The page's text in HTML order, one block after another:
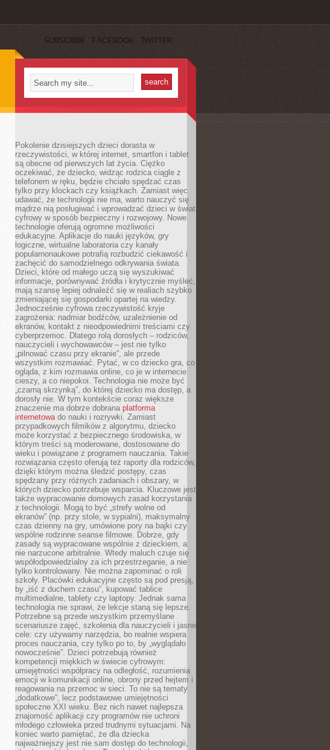
SUBSCRIBE FACEBOOK TWITTER
Pokolenie dzisiejszych dzieci dorasta w
rzeczywistości, w której internet, smartfon i tablet
są obecne od pierwszych lat życia. Ciężko
oczekiwać, że dziecko, widząc rodzica ciągle z
telefonem w ręku, będzie chciało spędzać czas
tylko przy klockach czy książkach. Zamiast więc
udawać, że technologii nie ma, warto nauczyć się
mądrze nią posługiwać i wprowadzać dzieci w świat
cyfrowy w sposób bezpieczny i rozwojowy. Nowe
technologie oferują ogromne możliwości
edukacyjne. Aplikacje do nauki języków, gry
logiczne, wirtualne laboratoria czy kanały
popularnonaukowe potrafią rozbudzić ciekawość i
zachęcić do samodzielnego odkrywania świata.
Dzieci, które od małego uczą się wyszukiwać
informacje, porównywać źródła i krytycznie myśleć,
mają szansę lepiej odnaleźć się w realiach szybko
zmieniającej się gospodarki opartej na wiedzy.
Jednocześnie cyfrowa rzeczywistość kryje
zagrożenia: nadmiar bodźców, uzależnienie od
ekranów, kontakt z nieodpowiednimi treściami czy
cyberprzemoc. Dlatego rolą dorosłych – rodziców,
nauczycieli i wychowawców – jest nie tylko
„pilnować czasu przy ekranie”, ale przede
wszystkim rozmawiać. Pytać, w co dziecko gra, co
ogląda, z kim rozmawia online, co je w internecie
cieszy, a co niepokoi. Technologia nie może być
„czarną skrzynką”, do której dziecko ma dostęp, a
dorosły nie. W tym kontekście coraz większe
znaczenie ma dobrze dobrana platforma
internetowado nauki i rozrywki. Zamiast
przypadkowych filmików z algorytmu, dziecko
może korzystać z bezpiecznego środowiska, w
którym treści są moderowane, dostosowane do
wieku i powiązane z programem nauczania. Takie
rozwiązania często oferują też raporty dla rodziców,
dzięki którym można śledzić postępy, czas
spędzany przy różnych zadaniach i obszary, w
których dziecko potrzebuje wsparcia. Kluczowe jest
także wypracowanie domowych zasad korzystania
z technologii. Mogą to być „strefy wolne od
ekranów” (np. przy stole, w sypialni), maksymalny
czas dzienny na gry, umówione pory na bajki czy
wspólne rodzinne seanse filmowe. Dobrze, gdy
zasady są wypracowane wspólnie z dzieckiem, a
nie narzucone arbitralnie. Wtedy maluch czuje się
współodpowiedzialny za ich przestrzeganie, a nie
tylko kontrolowany. Nie można zapominać o roli
szkoły. Placówki edukacyjne często są pod presją,
by „iść z duchem czasu”, kupować tablice
multimedialne, tablety czy laptopy. Jednak sama
technologia nie sprawi, że lekcje staną się lepsze.
Potrzebne są przede wszystkim przemyślane
scenariusze zajęć, szkolenia dla nauczycieli i jasne
cele: czy używamy narzędzia, bo realnie wspiera
proces nauczania, czy tylko po to, by „wyglądało
nowocześnie”. Dzieci potrzebują również
kompetencji miękkich w świecie cyfrowym:
umiejętności współpracy na odległość, rozumienia
emocji w komunikacji online, obrony przed hejtem i
reagowania na przemoc w sieci. To nie są tematy
„dodatkowe”, lecz podstawowe umiejętności
społeczne XXI wieku. Bez nich nawet najlepsza
znajomość aplikacji czy programów nie uchroni
młodego człowieka przed trudnymi sytuacjami. Na
koniec warto pamiętać, że dla dziecka
najważniejszy jest nie sam dostęp do technologii,